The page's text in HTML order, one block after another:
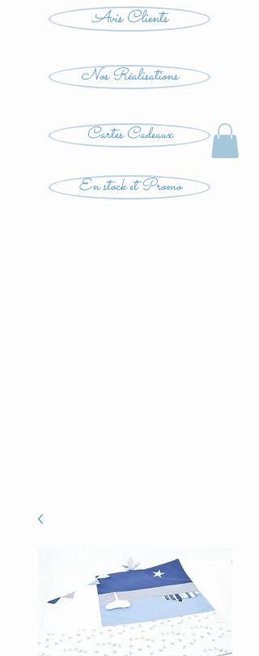
Avis Clients
Nos Réalisations
Cartes Cadeaux
En stock et Promo